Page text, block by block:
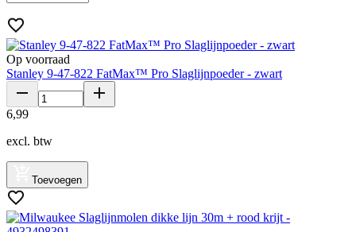
Op voorraad
Stanley 9-47-822 FatMax™ Pro Slaglijnpoeder - zwart
6,99
excl. btw
Toevoegen